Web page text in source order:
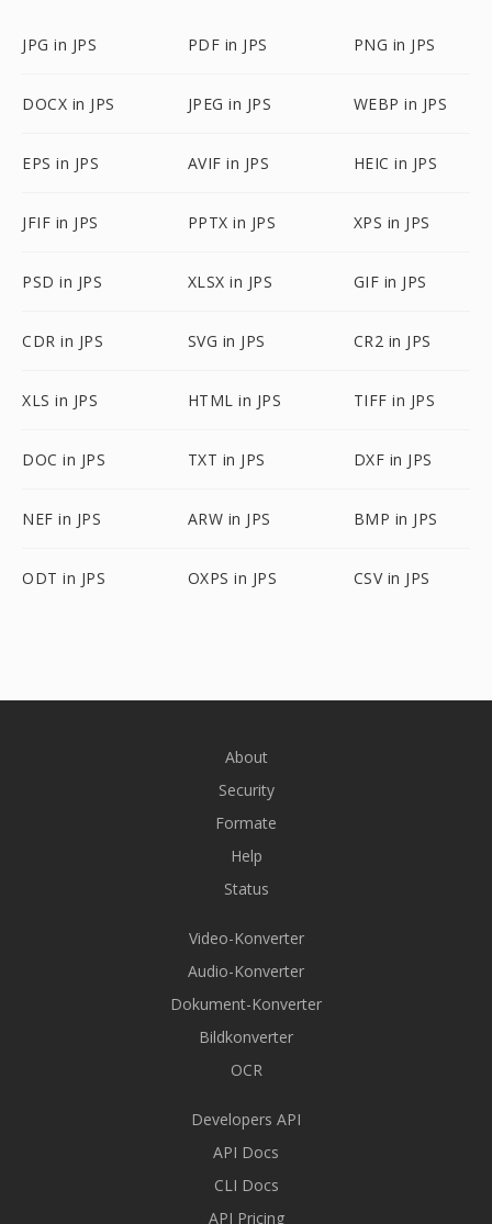
JPG in JPS PDF in JPS PNG in JPS
DOCX in JPS JPEG in JPS WEBP in JPS
EPS in JPS AVIF in JPS HEIC in JPS
JFIF in JPS PPTX in JPS XPS in JPS
PSD in JPS XLSX in JPS GIF in JPS
CDR in JPS SVG in JPS CR2 in JPS
XLS in JPS HTML in JPS TIFF in JPS
DOC in JPS TXT in JPS DXF in JPS
NEF in JPS ARW in JPS BMP in JPS
ODT in JPS OXPS in JPS CSV in JPS
About
Security
Formate
Help
Status
Video-Konverter
Audio-Konverter
Dokument-Konverter
Bildkonverter
OCR
Developers API
API Docs
CLI Docs
API Pricing